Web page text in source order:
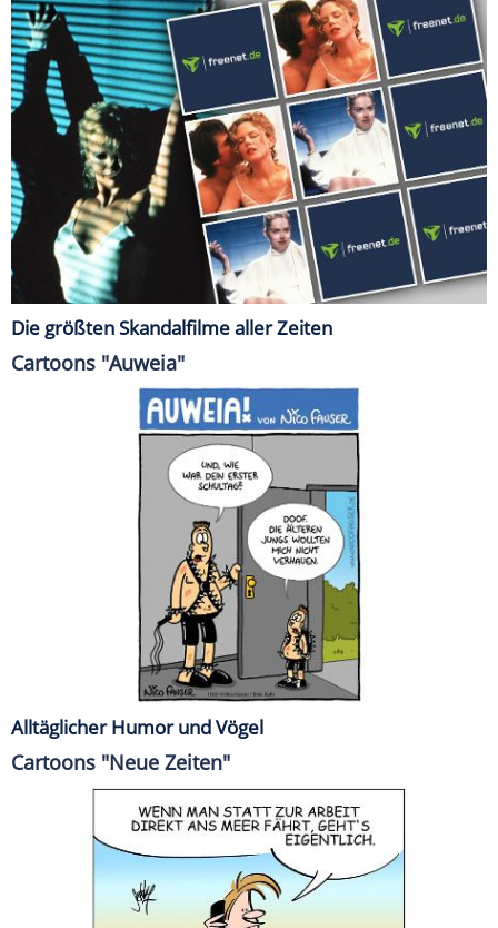
Die größten Skandalfilme aller Zeiten
Cartoons "Auweia"
Alltäglicher Humor und Vögel
Cartoons "Neue Zeiten"